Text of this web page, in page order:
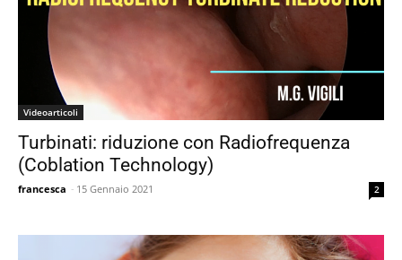
Videoarticoli
Turbinati: riduzione con Radiofrequenza
(Coblation Technology)
francesca - 15 Gennaio 2021 2